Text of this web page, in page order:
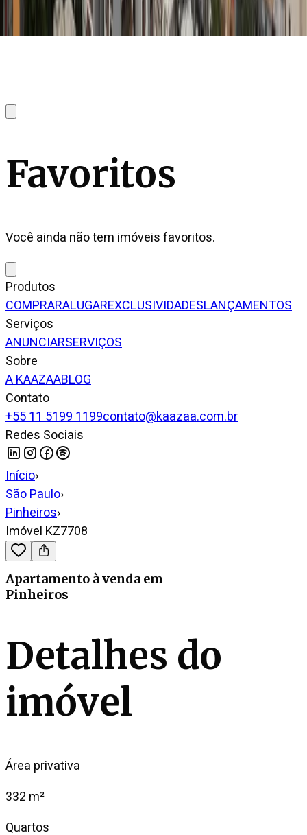
Favoritos
Você ainda não tem imóveis favoritos.
Produtos
COMPRARALUGAREXCLUSIVIDADESLANÇAMENTOS
Serviços
ANUNCIARSERVIÇOS
Sobre
A KAAZAABLOG
Contato
+55 11 5199 1199contato@kaazaa.com.br
Redes Sociais
Início›
São Paulo›
Pinheiros›
Imóvel KZ7708
Apartamento à venda em
Pinheiros
Detalhes do
imóvel
Área privativa
332 m²
Quartos